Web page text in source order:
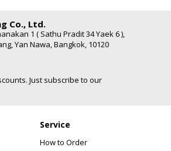
Co., Ltd.
1 ( Sathu Pradit 34 Yaek 6 ),
Yan Nawa, Bangkok, 10120
Just subscribe to our
Service
How to Order